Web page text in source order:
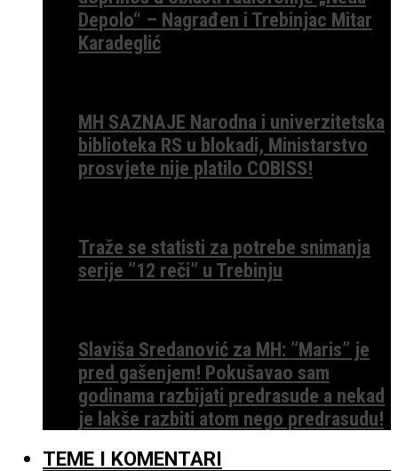
Depolo“ – Nagrađen i Trebinjac Mitar
Karadeglić
MH SAZNAJE Narodna i univerzitetska
biblioteka RS u blokadi, Ministarstvo
prosvjete nije platilo COBISS!
Traže se statisti za potrebe snimanja
serije ”12 reči” u Trebinju
Slaviša Sredanović za MH: ”Maris” je
pred gašenjem! Pokušavao sam
godinama razbijati predrasude a nekad
je lakše razbiti atom nego predrasudu!
TEME I KOMENTARI